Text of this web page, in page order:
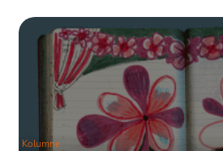
schreiten. Fast so schlimm wie Mundgeruch!
Nasen?
Kolumne